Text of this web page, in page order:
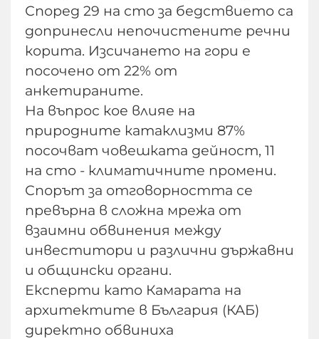
Според 29 на сто за бедствието са
допринесли непочистените речни
корита. Изсичането на гори е
посочено от 22% от
анкетираните.
На въпрос кое влияе на
природните катаклизми 87%
посочват човешката дейност, 11
на сто - климатичните промени.
Спорът за отговорността се
превърна в сложна мрежа от
взаимни обвинения между
инвеститори и различни държавни
и общински органи.
Експерти като Камарата на
архитектите в България (КАБ)
директно обвиниха